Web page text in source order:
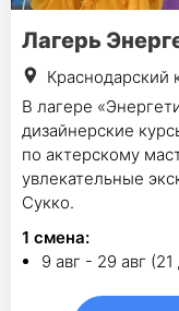
Лагерь
Краснодарский
В лагере
дизайнерские
по актерскому
увлекательные
Сукко.
1 смена:
9 авг - 29 авг